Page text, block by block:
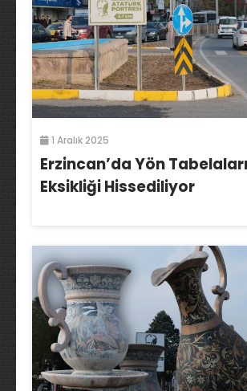
1 Aralık 2025
Erzincan’da Yön
Eksikliği Hissediliyor